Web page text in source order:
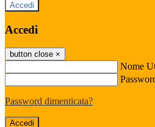
Accedi
Accedi
button close ×
Nome
Password dimenticata?